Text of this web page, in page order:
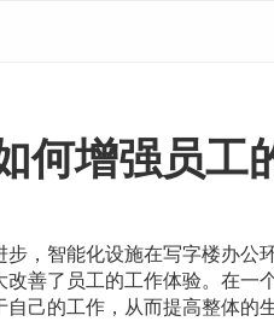
何增强员工
步，智能化设施在写字楼办公
改善了员工的工作体验。在一
自己的工作，从而提高整体的